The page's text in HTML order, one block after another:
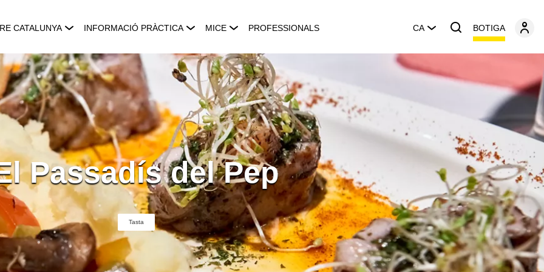
CATALUNYA INFORMACIÓ PRÀCTICA MICE PROFESSIONALS CA BOTIGA
Passadís del Pep
Tasta